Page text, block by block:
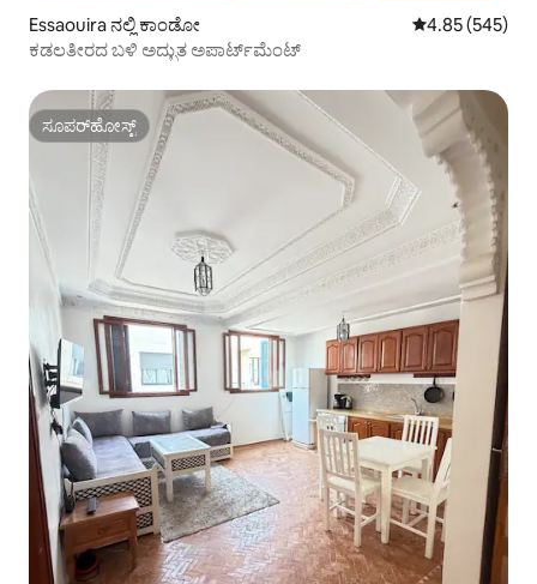
Essaouira ನಲ್ಲಿ ಕಾಂಡೋ 5 ರಲ್ಲಿ 4.85
4.85 (545)
ಕಡಲತೀರದ ಬಳಿ ಅದ್ಭುತ ಅಪಾರ್ಟ್‌ಮೆಂಟ್
ಸೂಪರ್‌ಹೋಸ್ಟ್
ಸೂಪರ್‌ಹೋಸ್ಟ್